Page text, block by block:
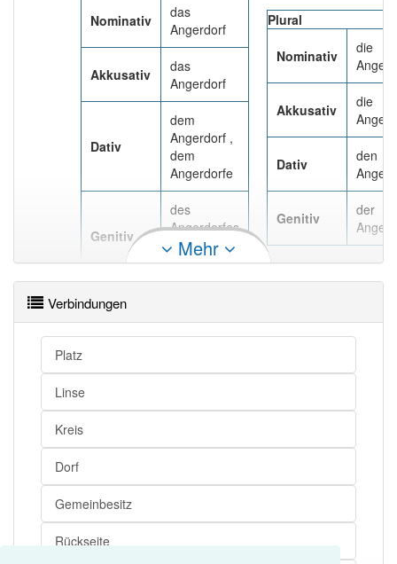
Nominativ
das
Angerdorf
Akkusativ
das
Angerdorf
Dativ
dem
Angerdorf ,
dem
Angerdorfe
Genitiv
des
Angerdorfes
, des
Angerdorfs
Plural
Nominativ
die
Akkusativ
die
Dativ
den
Genitiv
der
Mehr
Verbindungen
Platz
Linse
Kreis
Dorf
Gemeinbesitz
Rückseite